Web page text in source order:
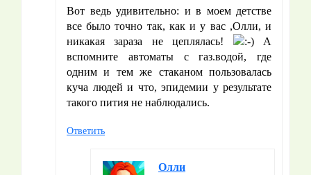
Вот ведь удивительно: и в моем детстве
все было точно так, как и у вас ,Олли, и
никакая зараза не цеплялась!
А
вспомните автоматы с газ.водой, где
одним и тем же стаканом пользовалась
куча людей и что, эпидемии у результате
такого пития не наблюдались.
Ответить
Олли